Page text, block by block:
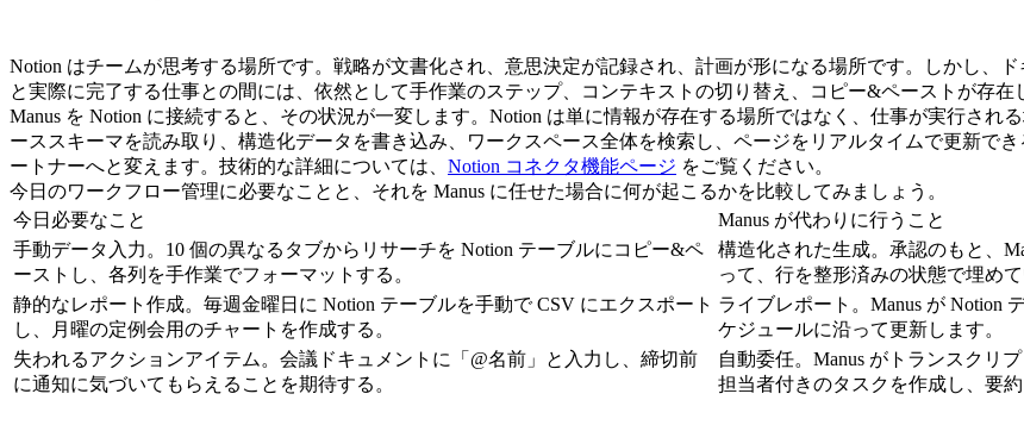
Notion はチームが思考する場所です。戦略が文書化され、意思決定が記録され、計画が形になる場所です。しかし、
と実際に完了する仕事との間には、依然として手作業のステップ、コンテキストの切り替え、コピー&ペーストが存在
Manus を Notion に接続すると、その状況が一変します。Notion は単に情報が存在する場所ではなく、仕事が実行され
ーススキーマを読み取り、構造化データを書き込み、ワークスペース全体を検索し、ページをリアルタイムで更新で
ートナーへと変えます。技術的な詳細については、 Notion コネクタ機能ページ をご覧ください。
今日のワークフロー管理に必要なことと、それを Manus に任せた場合に何が起こるかを比較してみましょう。
今日必要なこと
Manus が代わりに行うこと
手動データ入力。10 個の異なるタブからリサーチを Notion テーブルにコピー&ペ
ーストし、各列を手作業でフォーマットする。
構造化された生成。承認のもと、
って、行を整形済みの状態で埋めて
静的なレポート作成。毎週金曜日に Notion テーブルを手動で CSV にエクスポート
し、月曜の定例会用のチャートを作成する。
ライブレポート。Manus が Notion
ケジュールに沿って更新します。
失われるアクションアイテム。会議ドキュメントに「@名前」と入力し、締切前
に通知に気づいてもらえることを期待する。
自動委任。Manus がトランスクリ
担当者付きのタスクを作成し、要